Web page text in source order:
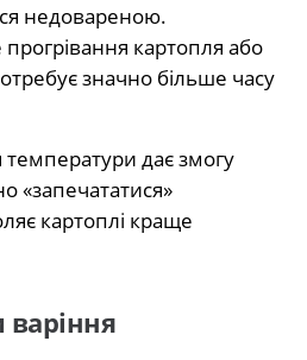
недовареною.
картопля або
значно більше часу
дає змогу
«запечататися»
картоплі краще